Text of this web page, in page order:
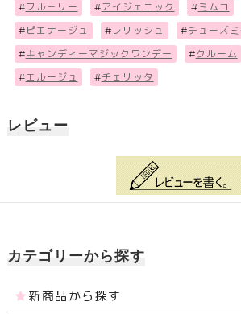
#フル－リー #アイジェニック #ミムコ
# ピエナージュ # レリッシュ #チューズミ
#キャンディーマジックワンデー #クルーム
#エルージュ #チェリッタ
レビュー
カテゴリーから探す
新商品から探す